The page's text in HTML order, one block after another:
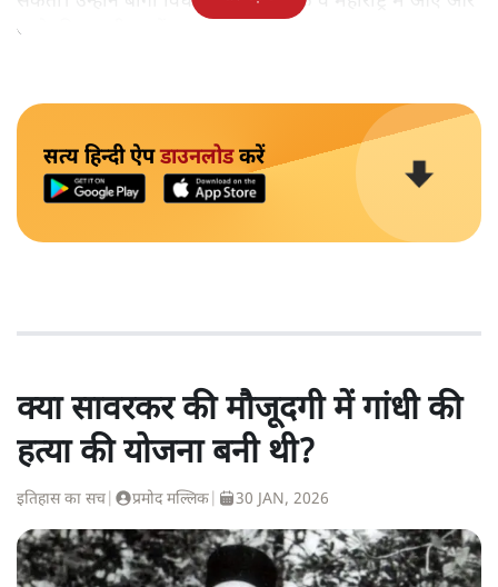
आगे की बातचीत करें।
सत्य हिन्दी ऐपडाउनलोडकरें
क्या सावरकर की मौजूदगी में गांधी की
हत्या की योजना बनी थी?
इतिहास का सच प्रमोद मल्लिक 30 JAN, 2026